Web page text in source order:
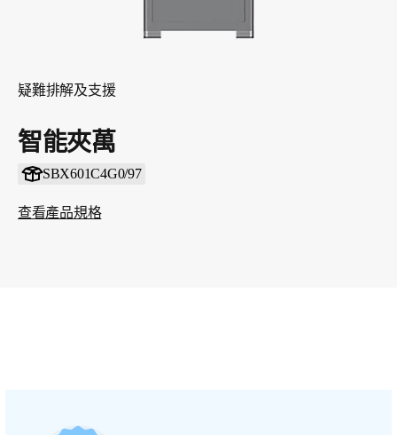
疑難排解及支援
智能夾萬
SBX601C4G0/97
查看產品規格